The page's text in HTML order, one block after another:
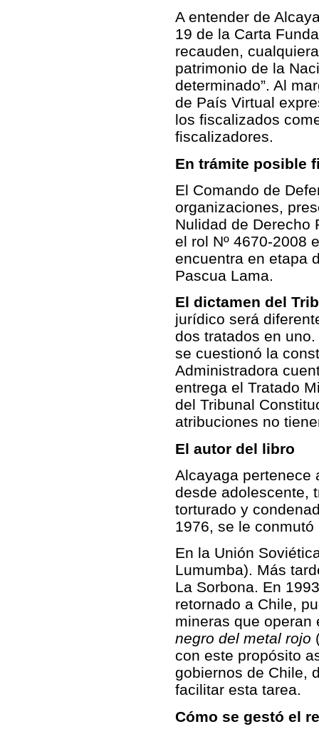
A entender de
19 de la Carta
recauden,
patrimonio de la
determinado”. Al
de País Virtual
los fiscalizados
fiscalizadores.
En trámite posible
El Comando de
organizaciones,
Nulidad de Derecho
el rol Nº 4670-2008
encuentra en etapa
Pascua Lama.
El dictamen del
jurídico será
dos tratados en
se cuestionó la
Administradora
entrega el Tratado
del Tribunal
atribuciones no
El autor del libro
Alcayaga pertenece
desde adolescente,
torturado y
1976, se le
En la Unión
Lumumba). Más
La Sorbona. En
retornado a Chile,
mineras que
negro del metal rojo
con este propósito
gobiernos de Chile,
facilitar esta tarea.
Cómo se gestó el